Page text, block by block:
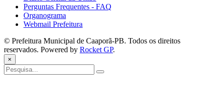
Perguntas Frequentes - FAQ
Organograma
Webmail Prefeitura
© Prefeitura Municipal de Caaporã-PB. Todos os direitos
reservados. Powered by Rocket GP.
×